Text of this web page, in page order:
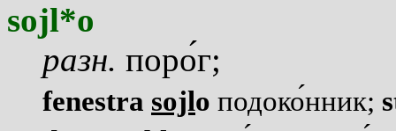
sojl*o
разн. порог;
fenestra sojlo подоконник;